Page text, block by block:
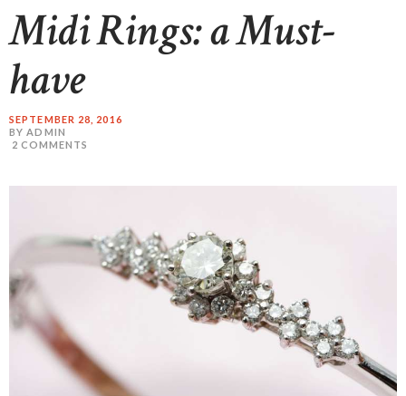
Midi Rings: a Must-
have
SEPTEMBER 28, 2016
BY ADMIN
2 COMMENTS